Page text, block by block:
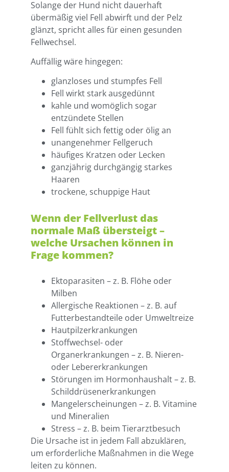
Solange der Hund nicht dauerhaft
übermäßig viel Fell abwirft und der Pelz
glänzt, spricht alles für einen gesunden
Fellwechsel.
Auffällig wäre hingegen:
glanzloses und stumpfes Fell
Fell wirkt stark ausgedünnt
kahle und womöglich sogar
entzündete Stellen
Fell fühlt sich fettig oder ölig an
unangenehmer Fellgeruch
häufiges Kratzen oder Lecken
ganzjährig durchgängig starkes
Haaren
trockene, schuppige Haut
Wenn der Fellverlust das
normale Maß übersteigt –
welche Ursachen können in
Frage kommen?
Ektoparasiten – z. B. Flöhe oder
Milben
Allergische Reaktionen – z. B. auf
Futterbestandteile oder Umweltreize
Hautpilzerkrankungen
Stoffwechsel- oder
Organerkrankungen – z. B. Nieren-
oder Lebererkrankungen
Störungen im Hormonhaushalt – z. B.
Schilddrüsenerkrankungen
Mangelerscheinungen – z. B. Vitamine
und Mineralien
Stress – z. B. beim Tierarztbesuch
Die Ursache ist in jedem Fall abzuklären,
um erforderliche Maßnahmen in die Wege
leiten zu können.